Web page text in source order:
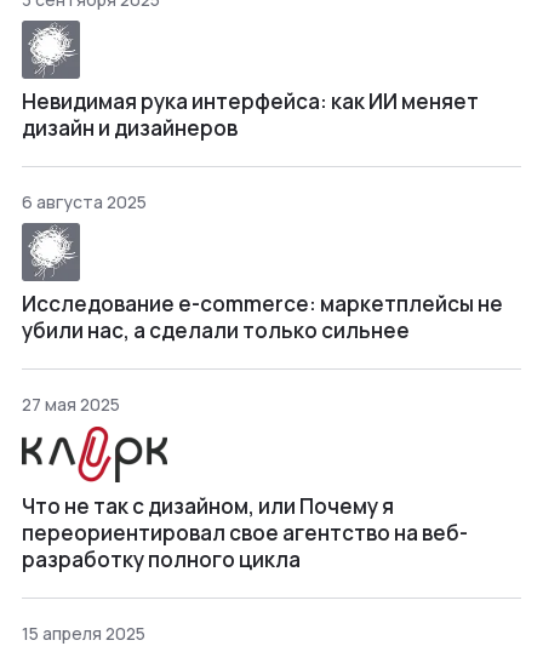
Невидимая рука интерфейса: как ИИ меняет
дизайн и дизайнеров
6 августа 2025
Исследование e-commerce: маркетплейсы не
убили нас, а сделали только сильнее
27 мая 2025
Что не так с дизайном, или Почему я
переориентировал свое агентство на веб-
разработку полного цикла
15 апреля 2025